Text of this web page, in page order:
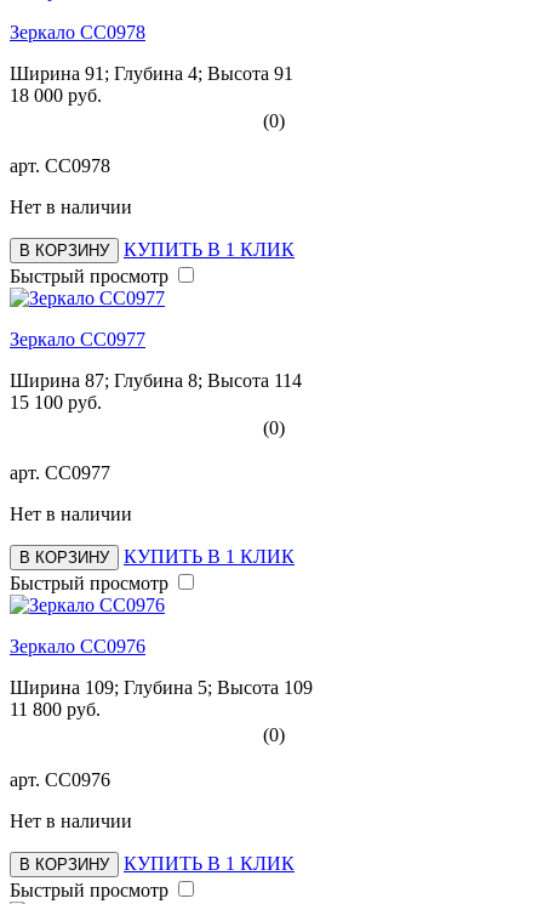
Зеркало СС0978
Ширина 91; Глубина 4; Высота 91
18 000 руб.
(0)
арт. СС0978
Нет в наличии
В КОРЗИНУ
КУПИТЬ В 1 КЛИК
Быстрый просмотр
Зеркало СС0977
Ширина 87; Глубина 8; Высота 114
15 100 руб.
(0)
арт. СС0977
Нет в наличии
В КОРЗИНУ
КУПИТЬ В 1 КЛИК
Быстрый просмотр
Зеркало СС0976
Ширина 109; Глубина 5; Высота 109
11 800 руб.
(0)
арт. СС0976
Нет в наличии
В КОРЗИНУ
КУПИТЬ В 1 КЛИК
Быстрый просмотр